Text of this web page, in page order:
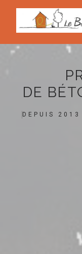
DE
DEPUIS